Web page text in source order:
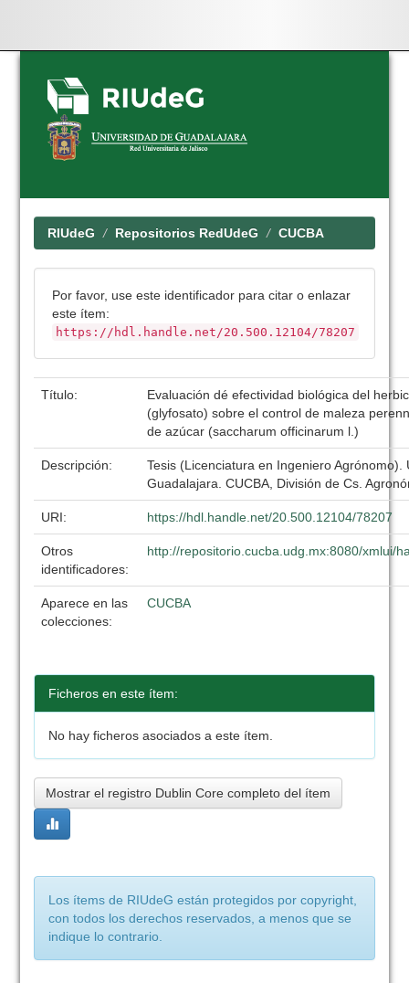
Skip
navigation
RIUdeG Repositorios RedUdeG CUCBA
Por favor, use este identificador para citar o enlazar
este ítem:
https://hdl.handle.net/20.500.12104/78207
Título:
Evaluación dé efectividad biológica del
(glyfosato) sobre el control de maleza
de azúcar (saccharum officinarum l.)
Descripción:
Tesis (Licenciatura en Ingeniero Agrónomo).
Guadalajara. CUCBA, División de Cs.
URI: https://hdl.handle.net/20.500.12104/78207
Otros
identificadores:
http://repositorio.cucba.udg.mx:8080/xmlui/
Aparece en las
colecciones:
CUCBA
Ficheros en este ítem:
No hay ficheros asociados a este ítem.
Mostrar el registro Dublin Core completo del ítem
Los ítems de RIUdeG están protegidos por copyright,
con todos los derechos reservados, a menos que se
indique lo contrario.